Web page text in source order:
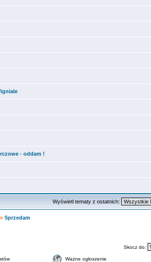
- oddam !
Wyświetl tematy z ostatnich:
» Sprzedam
Skocz do:
Ważne ogłoszenie